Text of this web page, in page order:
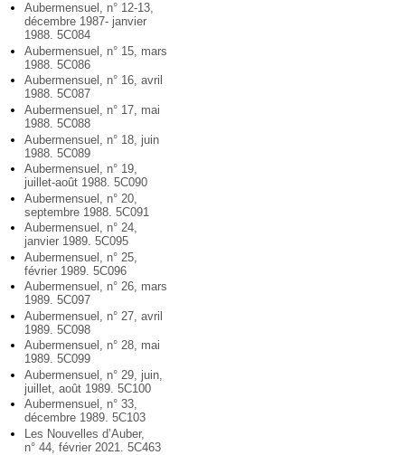
Aubermensuel, n° 12-13,
décembre 1987- janvier
1988. 5C084
Aubermensuel, n° 15, mars
1988. 5C086
Aubermensuel, n° 16, avril
1988. 5C087
Aubermensuel, n° 17, mai
1988. 5C088
Aubermensuel, n° 18, juin
1988. 5C089
Aubermensuel, n° 19,
juillet-août 1988. 5C090
Aubermensuel, n° 20,
septembre 1988. 5C091
Aubermensuel, n° 24,
janvier 1989. 5C095
Aubermensuel, n° 25,
février 1989. 5C096
Aubermensuel, n° 26, mars
1989. 5C097
Aubermensuel, n° 27, avril
1989. 5C098
Aubermensuel, n° 28, mai
1989. 5C099
Aubermensuel, n° 29, juin,
juillet, août 1989. 5C100
Aubermensuel, n° 33,
décembre 1989. 5C103
Les Nouvelles d’Auber,
n° 44, février 2021. 5C463